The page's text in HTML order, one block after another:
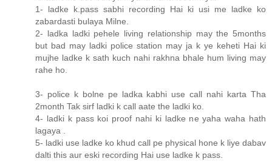
1- ladke k.pass sabhi recording Hai ki usi me ladke ko
zabardasti bulaya Milne.
2- ladka ladki pehele living relationship may the 5months
but bad may ladki police station may ja k ye keheti Hai ki
mujhe ladke k sath kuch nahi rakhna bhale hum living may
rahe ho.
3- police k bolne pe ladka kabhi use call nahi karta Tha
2month Tak sirf ladki k call aate the ladki ko.
4- ladki k pass koi proof nahi ki ladke ne yaha waha hath
lagaya .
5- ladki use ladke ko khud call pe physical hone k liye dabav
dalti this aur eski recording Hai use ladke k pass.